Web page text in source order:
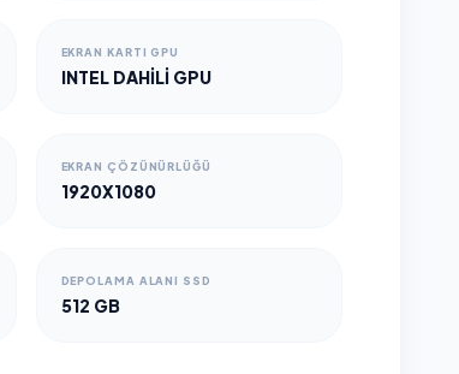
EKRAN KARTI GPU
INTEL DAHILI GPU
EKRAN ÇÖZÜNÜRLÜĞÜ
1920X1080
DEPOLAMA ALANI SSD
512 GB